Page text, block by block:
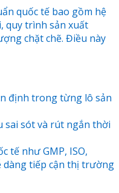
quốc tế bao gồm hệ
quy trình sản xuất
chặt chẽ. Điều này
định trong từng lô sản
sai sót và rút ngắn thời
tế như GMP, ISO,
dàng tiếp cận thị trường